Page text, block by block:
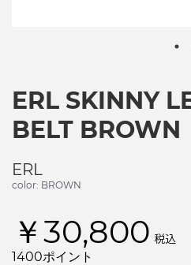
ERL SKINNY
BELT BROWN
ERL
color: BROWN
￥30,800 税込
1400ポイント